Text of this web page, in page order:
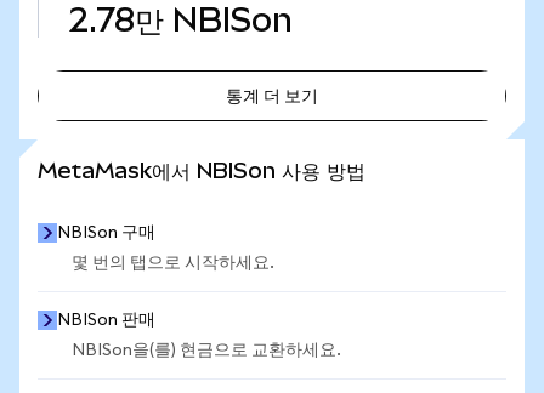
2.78만 NBISon
통계 더 보기
MetaMask에서 NBISon 사용 방법
NBISon 구매
몇 번의 탭으로 시작하세요.
NBISon 판매
NBISon을(를) 현금으로 교환하세요.